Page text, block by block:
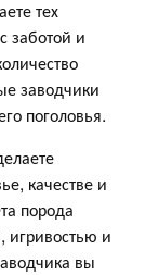
тех
заботой и
заводчики
поголовья.
качестве и
порода
игривостью и
вы